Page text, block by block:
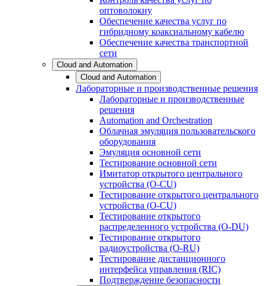
оптоволокну
Обеспечение качества услуг по
гибридному коаксиальному кабелю
Обеспечение качества транспортной
сети
Cloud and Automation
Cloud and Automation
Лабораторные и производственные решения
Лабораторные и производственные
решения
Automation and Orchestration
Облачная эмуляция пользовательского
оборудования
Эмуляция основной сети
Тестирование основной сети
Имитатор открытого центрального
устройства (O-CU)
Тестирование открытого центрального
устройства (O-CU)
Тестирование открытого
распределенного устройства (O-DU)
Тестирование открытого
радиоустройства (O-RU)
Тестирование дистанционного
интерфейса управления (RIC)
Подтверждение безопасности